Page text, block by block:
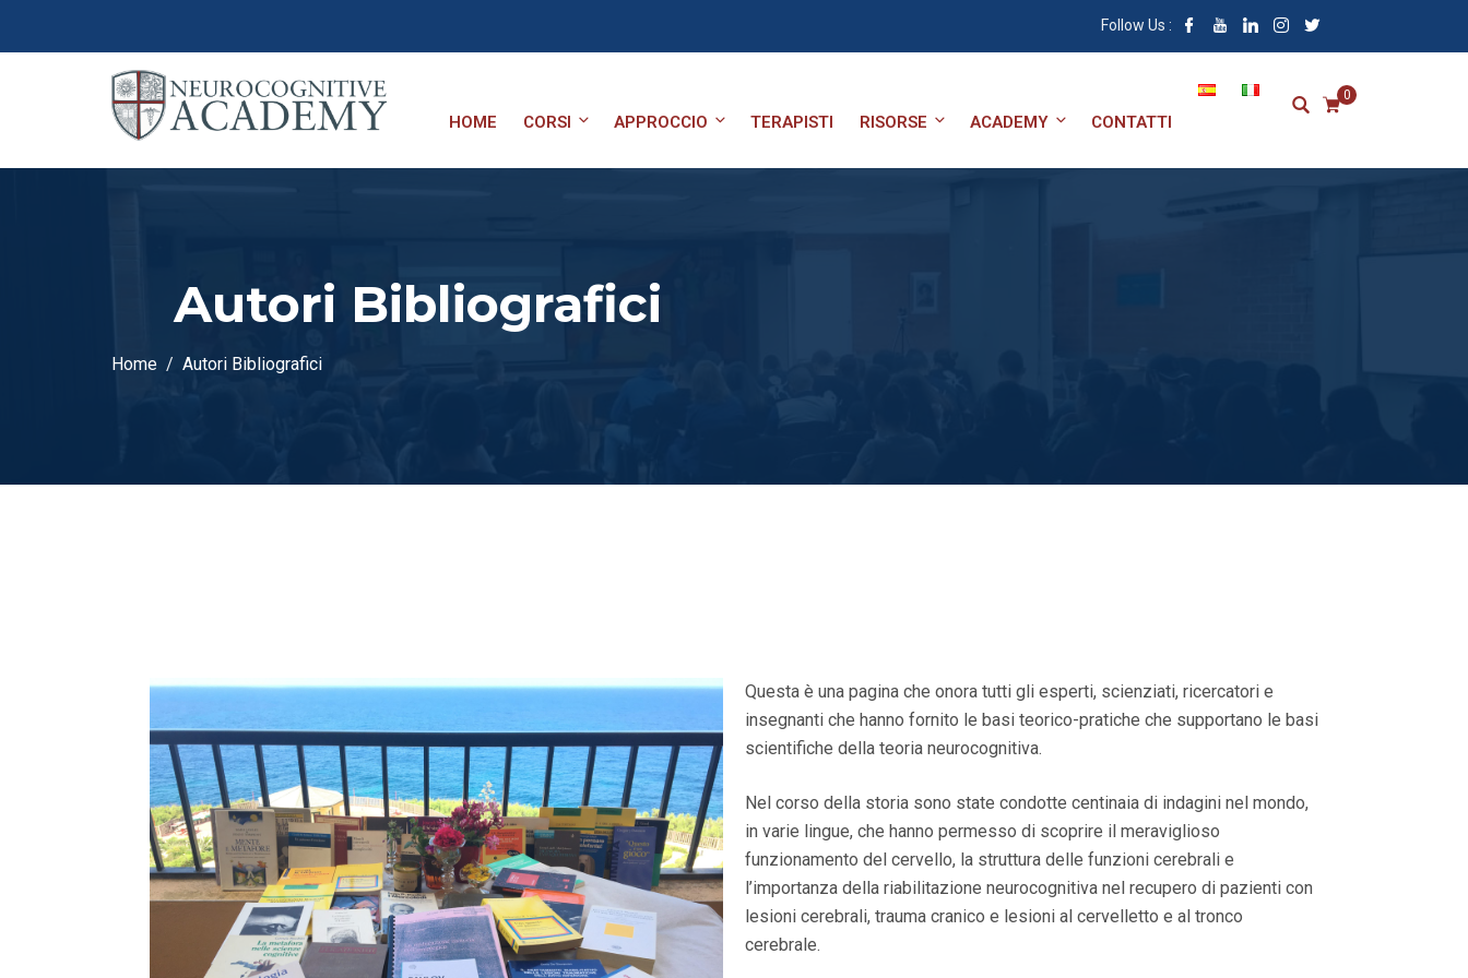
Follow Us :
0
HOME CORSI APPROCCIO TERAPISTI RISORSE ACADEMY CONTATTI
Autori Bibliografici
Home Autori Bibliografici
Questa è una pagina che onora tutti gli esperti, scienziati, ricercatori e
insegnanti che hanno fornito le basi teorico-pratiche che supportano le basi
scientifiche della teoria neurocognitiva.
Nel corso della storia sono state condotte centinaia di indagini nel mondo,
in varie lingue, che hanno permesso di scoprire il meraviglioso
funzionamento del cervello, la struttura delle funzioni cerebrali e
l’importanza della riabilitazione neurocognitiva nel recupero di pazienti con
lesioni cerebrali, trauma cranico e lesioni al cervelletto e al tronco
cerebrale.